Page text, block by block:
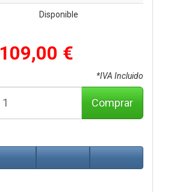
Disponible
109,00 €
*IVA Incluido
Comprar